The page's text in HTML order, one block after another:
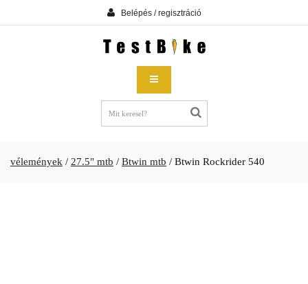
Belépés / regisztráció
vélemények / 27.5" mtb / Btwin mtb / Btwin Rockrider 540